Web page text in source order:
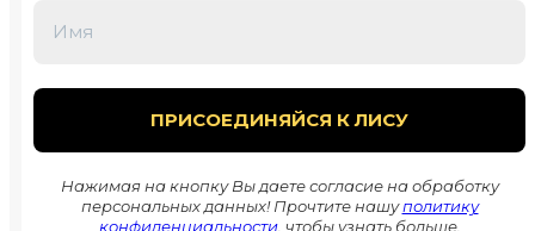
Нажимая на кнопку Вы даете согласие на обработку
персональных данных! Прочтите нашуполитику
конфиденциальности, чтобы узнать больше.